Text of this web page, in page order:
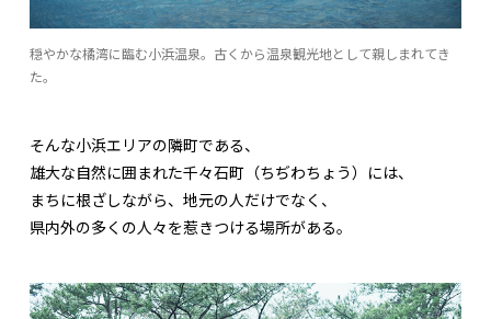
穏やかな橘湾に臨む小浜温泉。古くから温泉観光地として親しまれてき
た。
そんな小浜エリアの隣町である、
雄大な自然に囲まれた千々石町（ちぢわちょう）には、
まちに根ざしながら、地元の人だけでなく、
県内外の多くの人々を惹きつける場所がある。